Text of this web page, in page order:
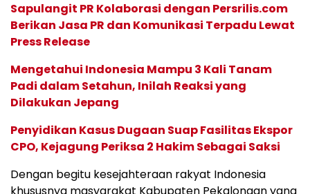
Sapulangit PR Kolaborasi dengan Persrilis.com
Berikan Jasa PR dan Komunikasi Terpadu Lewat
Press Release
Mengetahui Indonesia Mampu 3 Kali Tanam
Padi dalam Setahun, Inilah Reaksi yang
Dilakukan Jepang
Penyidikan Kasus Dugaan Suap Fasilitas Ekspor
CPO, Kejagung Periksa 2 Hakim Sebagai Saksi
Dengan begitu kesejahteraan rakyat Indonesia